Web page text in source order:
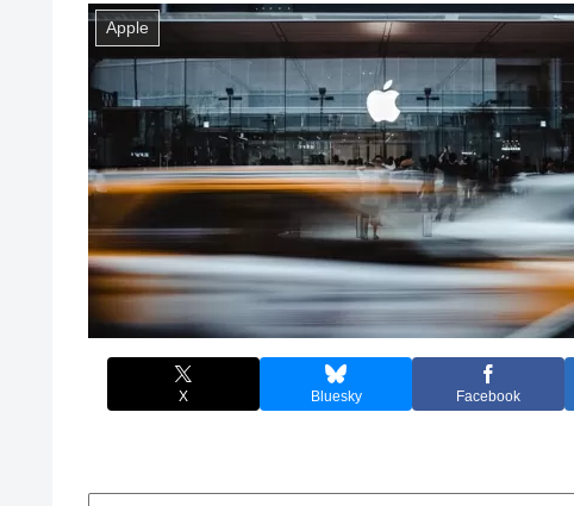
Apple
X Bluesky Facebook